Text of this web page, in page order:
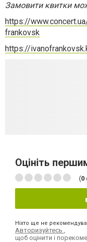
Замовити квитки
https://
frankovsk
https://
Оцініть
(0
Ніхто ще не
Авторизуйтесь
щоб оцінити і